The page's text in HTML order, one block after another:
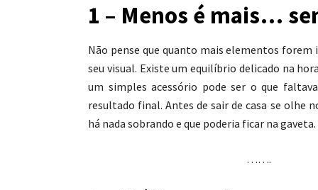
1 – Menos é mais…
Não pense que quanto mais elementos
seu visual. Existe um equilíbrio delicado na
um simples acessório pode ser o que
resultado final. Antes de sair de casa se olhe
há nada sobrando e que poderia ficar na gaveta.
…….